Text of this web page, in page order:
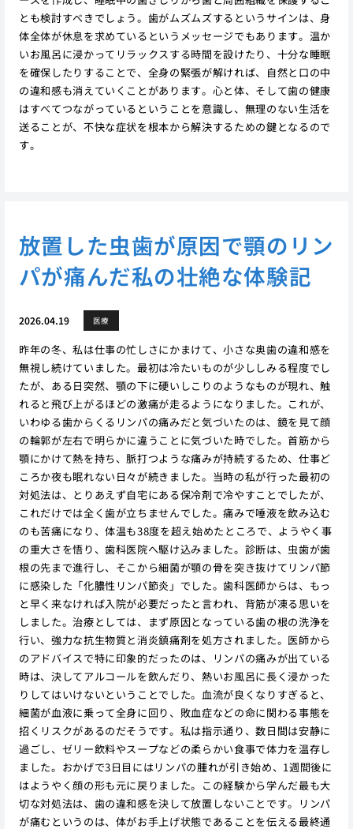
とも検討すべきでしょう。歯がムズムズするというサインは、身
体全体が休息を求めているというメッセージでもあります。温か
いお風呂に浸かってリラックスする時間を設けたり、十分な睡眠
を確保したりすることで、全身の緊張が解ければ、自然と口の中
の違和感も消えていくことがあります。心と体、そして歯の健康
はすべてつながっているということを意識し、無理のない生活を
送ることが、不快な症状を根本から解決するための鍵となるので
す。
放置した虫歯が原因で顎のリン
パが痛んだ私の壮絶な体験記
2026.04.19 医療
昨年の冬、私は仕事の忙しさにかまけて、小さな奥歯の違和感を
無視し続けていました。最初は冷たいものが少ししみる程度でし
たが、ある日突然、顎の下に硬いしこりのようなものが現れ、触
れると飛び上がるほどの激痛が走るようになりました。これが、
いわゆる歯からくるリンパの痛みだと気づいたのは、鏡を見て顔
の輪郭が左右で明らかに違うことに気づいた時でした。首筋から
顎にかけて熱を持ち、脈打つような痛みが持続するため、仕事ど
ころか夜も眠れない日々が続きました。当時の私が行った最初の
対処法は、とりあえず自宅にある保冷剤で冷やすことでしたが、
これだけでは全く歯が立ちませんでした。痛みで唾液を飲み込む
のも苦痛になり、体温も38度を超え始めたところで、ようやく事
の重大さを悟り、歯科医院へ駆け込みました。診断は、虫歯が歯
根の先まで進行し、そこから細菌が顎の骨を突き抜けてリンパ節
に感染した「化膿性リンパ節炎」でした。歯科医師からは、もっ
と早く来なければ入院が必要だったと言われ、背筋が凍る思いを
しました。治療としては、まず原因となっている歯の根の洗浄を
行い、強力な抗生物質と消炎鎮痛剤を処方されました。医師から
のアドバイスで特に印象的だったのは、リンパの痛みが出ている
時は、決してアルコールを飲んだり、熱いお風呂に長く浸かった
りしてはいけないということでした。血流が良くなりすぎると、
細菌が血液に乗って全身に回り、敗血症などの命に関わる事態を
招くリスクがあるのだそうです。私は指示通り、数日間は安静に
過ごし、ゼリー飲料やスープなどの柔らかい食事で体力を温存し
ました。おかげで3日目にはリンパの腫れが引き始め、1週間後に
はようやく顔の形も元に戻りました。この経験から学んだ最も大
切な対処法は、歯の違和感を決して放置しないことです。リンパ
が痛むというのは、体がお手上げ状態であることを伝える最終通